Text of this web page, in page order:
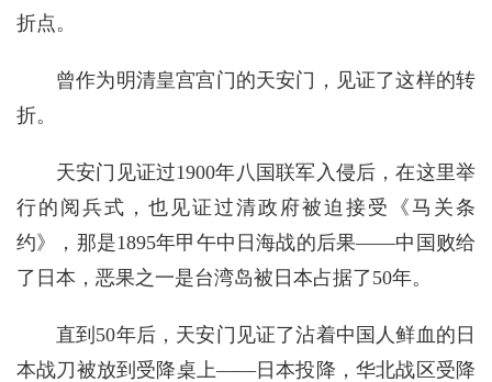
折点。
曾作为明清皇宫宫门的天安门，见证了这样的转
折。
天安门见证过1900年八国联军入侵后，在这里举
行的阅兵式，也见证过清政府被迫接受《马关条
约》，那是1895年甲午中日海战的后果——中国败给
了日本，恶果之一是台湾岛被日本占据了50年。
直到50年后，天安门见证了沾着中国人鲜血的日
本战刀被放到受降桌上——日本投降，华北战区受降